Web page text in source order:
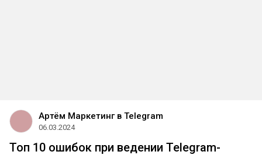
Артём Маркетинг в Telegram
06.03.2024
Топ 10 ошибок при ведении Telegram-